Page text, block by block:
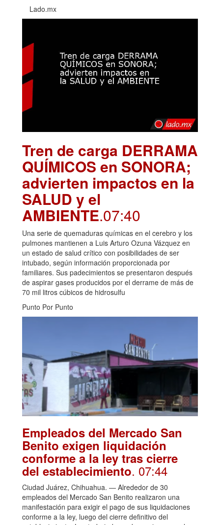
Lado.mx
Tren de carga DERRAMA
QUÍMICOS en SONORA;
advierten impactos en la
SALUD y el
AMBIENTE.07:40
Una serie de quemaduras químicas en el cerebro y los
pulmones mantienen a Luis Arturo Ozuna Vázquez en
un estado de salud crítico con posibilidades de ser
intubado, según información proporcionada por
familiares. Sus padecimientos se presentaron después
de aspirar gases producidos por el derrame de más de
70 mil litros cúbicos de hidrosulfu
Punto Por Punto
Empleados del Mercado San
Benito exigen liquidación
conforme a la ley tras cierre
del establecimiento. 07:44
Ciudad Juárez, Chihuahua. — Alrededor de 30
empleados del Mercado San Benito realizaron una
manifestación para exigir el pago de sus liquidaciones
conforme a la ley, luego del cierre definitivo del